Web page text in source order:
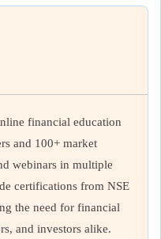
financial education
and 100+ market
webinars in multiple
certifications from NSE
the need for financial
and investors alike.